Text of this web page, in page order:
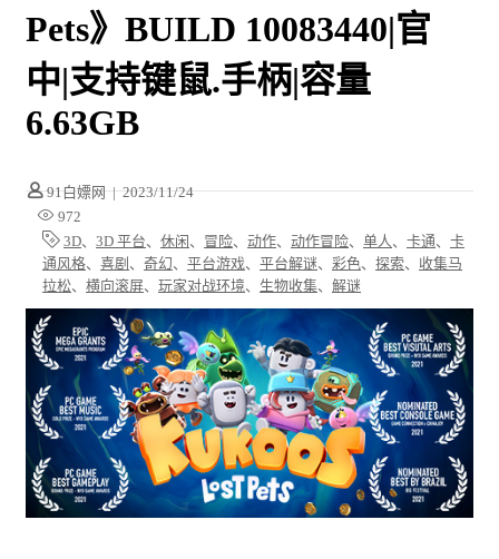
Pets》BUILD 10083440|官
中|支持键鼠.手柄|容量
6.63GB
91白嫖网 | 2023/11/24
972
3D、 3D 平台、 休闲 、 冒险、 动作、 动作冒险、 单人 、 卡通、 卡
通风格、 喜剧 、 奇幻、 平台游戏、 平台解谜、 彩色、 探索、 收集马
拉松、 横向滚屏、 玩家对战环境、 生物收集、 解谜